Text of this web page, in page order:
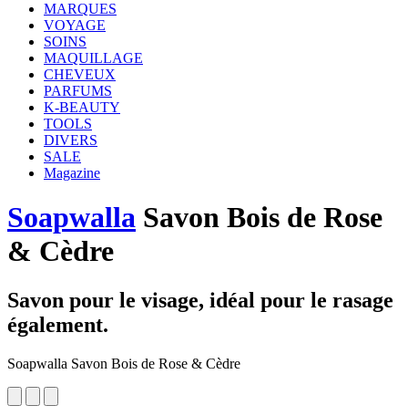
MARQUES
VOYAGE
SOINS
MAQUILLAGE
CHEVEUX
PARFUMS
K-BEAUTY
TOOLS
DIVERS
SALE
Magazine
Soapwalla Savon Bois de Rose
& Cèdre
Savon pour le visage, idéal pour le rasage
également.
Soapwalla Savon Bois de Rose & Cèdre